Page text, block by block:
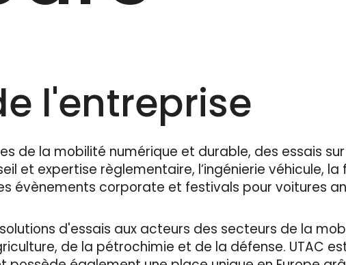
l'entreprise
de la mobilité numérique et durable, des essais
et expertise règlementaire, l’ingénierie véhicule, la
évènements corporate et festivals pour voitures
d'essais aux acteurs des secteurs de la
de la pétrochimie et de la défense. UTAC